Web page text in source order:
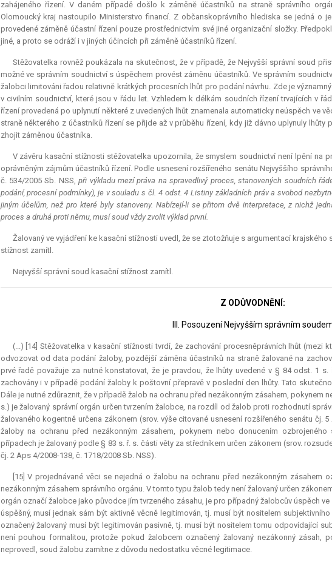
zahájeného řízení. V daném případě došlo k záměně účastníků na straně správního
Olomoucký kraj nastoupilo Ministerstvo financí. Z občanskoprávního hlediska se jedná o
provedené záměně účastní řízení pouze prostřednictvím své jiné organizační složky.
jiné, a proto se odráží i v jiných účincích při záměně účastníků řízení.
Stěžovatelka rovněž poukázala na skutečnost, že v případě, že Nejvyšší správní soud
možné ve správním soudnictví s úspěchem provést záměnu účastníků. Ve správním
žalobci limitováni řadou relativně krátkých procesních lhůt pro podání návrhu. Zde je
v civilním soudnictví, které jsou v řádu let. Vzhledem k délkám soudních řízení trvajících v
řízení provedená po uplynutí některé z uvedených lhůt znamenala automaticky neúspěch ve
straně některého z účastníků řízení se přijde až v průběhu řízení, kdy již dávno uplynuly
zhojit záměnou účastníka.
V závěru kasační stížnosti stěžovatelka upozornila, že smyslem soudnictví není lpění na
oprávněným zájmům účastníků řízení. Podle usnesení rozšířeného senátu Nejvyššího
č. 534/2005 Sb. NSS,při výkladu mezí práva na spravedlivý proces, stanovených soudních
podání, procesní podmínky), je v souladu s čl. 4 odst. 4 Listiny základních práv a svobod
jiným účelům, než pro které byly stanoveny. Nabízejí-li se přitom dvěinterpretace, z nichž
proces a druhá proti němu, musí soud vždy zvolit výklad první.
Žalovaný ve vyjádření ke kasační stížnosti uvedl, že se ztotožňuje s argumentací
stížnost zamítl.
Nejvyšší správní soud kasační stížnost zamítl.
Z ODŮVODNĚNÍ:
III. Posouzení Nejvyšším správním
(...) [14] Stěžovatelka v kasační stížnosti tvrdí, že zachování procesněprávních lhůt (mezi
odvozovat od data podání žaloby, pozdější záměna účastníků na straně žalované na
prvé řadě považuje za nutné konstatovat, že je pravdou, že lhůty uvedené v § 84 odst. 1
zachovány i v případě podání žaloby k poštovní přepravě v poslední den lhůty. Tato
Dále je nutné zdůraznit, že v případě žalob na ochranu před nezákonným zásahem, pokynem
s.) je žalovaný správní orgán určen tvrzením žalobce, na rozdíl od žalob proti rozhodnutí
žalovaného kogentně určena zákonem (srov. výše citované usnesení rozšířeného senátu čj.
žaloby na ochranu před nezákonným zásahem, pokynem nebo donucením
případech je žalovaný podle § 83 s. ř. s. části věty za středníkem určen zákonem (srov.
čj. 2 Aps 4/2008-138, č. 1718/2008 Sb. NSS).
[15] V projednávané věci se nejedná o žalobu na ochranu před nezákonným zásahem
nezákonným zásahem správního orgánu. V tomto typu žalob tedy není žalovaný určen
orgán označí žalobce jako původce jím tvrzeného zásahu, je pro případný žalobcův úspěch
úspěšný, musí jednak sám být aktivně věcně legitimován, tj. musí být nositelem
označený žalovaný musí být legitimován pasivně, tj. musí být nositelem tomu odpovídající
není pouhou formalitou, protože pokud žalobcem označený žalovaný nezákonný zásah,
neprovedl, soud žalobu zamítne z důvodu nedostatku věcné legitimace.